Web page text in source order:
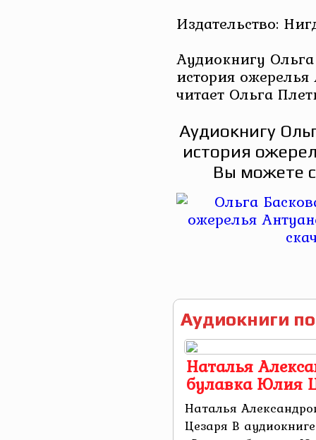
Издательство:
Аудиокнигу
история
читает Ольга
Аудиокнигу
история
Вы можете
Аудиокниги
Наталья
булавка Юлия
Наталья
Цезаря В